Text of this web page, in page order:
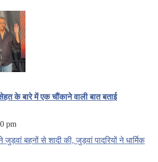
के बारे में एक चौंकाने वाली बात बताई
pm